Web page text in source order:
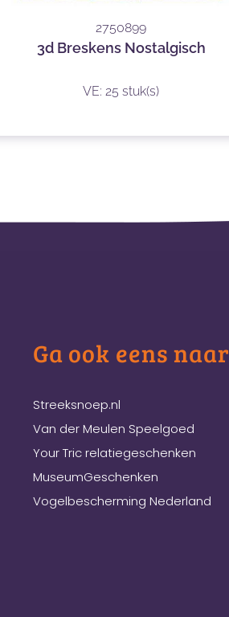
2750899
3d Breskens Nostalgisch
VE: 25 stuk(s)
Ga ook eens naar
Streeksnoep.nl
Van der Meulen Speelgoed
Your Tric relatiegeschenken
MuseumGeschenken
Vogelbescherming Nederland